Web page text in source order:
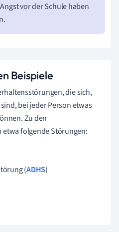
vor der Schule haben
Beispiele
die sich,
bei jeder Person etwas
Zu den
folgende Störungen:
(ADHS)